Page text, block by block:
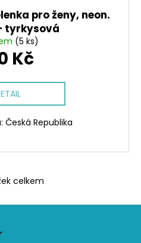
pro ženy, neon.
tyrkysová
(5 ks)
Kč
Česká Republika
O
v
celkem